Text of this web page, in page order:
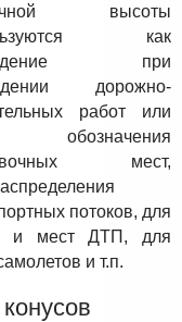
высоты
как
при
дорожно-
работ или
обозначения
мест,
потоков, для
и мест ДТП, для
и т.п.